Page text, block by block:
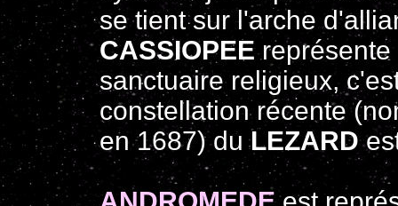
se tient sur l'arche
CASSIOPEEreprésente
sanctuaire religieux,
constellation récente
en 1687) duLEZARD